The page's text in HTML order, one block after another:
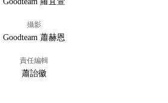
攝影
Goodteam 蕭赫恩
責任編輯
蕭詒徽